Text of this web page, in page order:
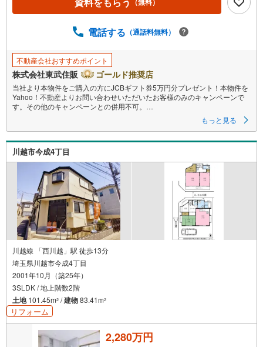
電話する （通話料無料）
不動産会社おすすめポイント
株式会社東武住販 ゴールド推奨店
当社より本物件をご購入の方にJCBギフト券5万円分プレゼント！本物件を
Yahoo！不動産よりお問い合わせいただいたお客様のみのキャンペーンで
す。その他のキャンペーンとの併用不可。
この時間帯はお電話でのお問い合わせがスムーズです。
住み替えをご希望の方は自社買取保証付売却プランがございます。お気軽
にお問い合わせください。
●全居室南向き
●日当たり良好
●閑静な住宅地
●充実の設備
◇当社の強みは
（1）リフォーム（当社でも再販事業を行っている為、お客様に最適なプラ
ンをご提供できます。）
（2）注文住宅のご紹介（提携ハウスメーカー7社を保有しておりますの
で、ご予算・ご希望に合ったプランをご紹介できます。）
◇住まいに関する不動産情報を豊富に取り揃えております。またリフォー
ムの相談も承ります。
◇インターネット予約で当日現地見学が可能です
（1）［室内・現地を見学する］をクリック
（2）本日～4日以内をご希望の方は
「ご要望・ご質問欄」に希望日時をご記入ください！
もっと見る
川越市今成4丁目
川越線 「西川越」駅 徒歩13分
埼玉県川越市今成4丁目
2001年10月（築25年）
3SLDK / 地上階数2階
土地101.45m2 /建物83.41m2
リフォーム
2,280万円